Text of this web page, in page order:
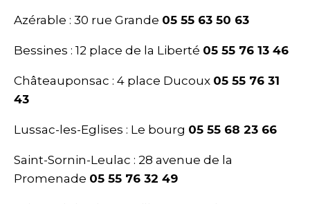
Azérable : 30 rue Grande 05 55 63 50 63
Bessines : 12 place de la Liberté 05 55 76 13 46
Châteauponsac : 4 place Ducoux 05 55 76 31
43
Lussac-les-Eglises : Le bourg 05 55 68 23 66
Saint-Sornin-Leulac : 28 avenue de la
Promenade 05 55 76 32 49